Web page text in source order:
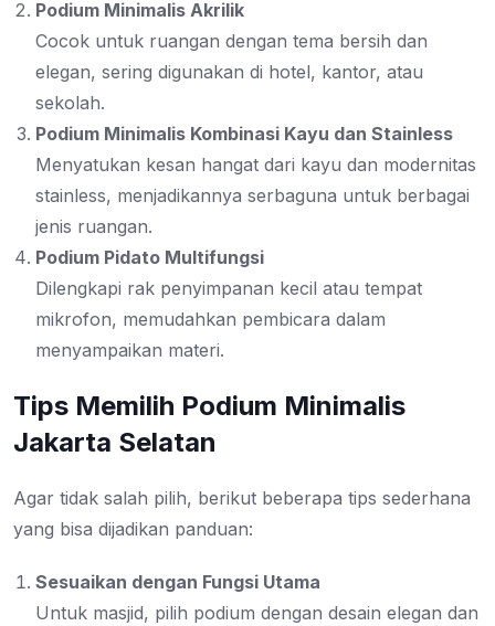
Podium Minimalis Akrilik
Cocok untuk ruangan dengan tema bersih dan
elegan, sering digunakan di hotel, kantor, atau
sekolah.
Podium Minimalis Kombinasi Kayu dan Stainless
Menyatukan kesan hangat dari kayu dan modernitas
stainless, menjadikannya serbaguna untuk berbagai
jenis ruangan.
Podium Pidato Multifungsi
Dilengkapi rak penyimpanan kecil atau tempat
mikrofon, memudahkan pembicara dalam
menyampaikan materi.
Tips Memilih Podium Minimalis
Jakarta Selatan
Agar tidak salah pilih, berikut beberapa tips sederhana
yang bisa dijadikan panduan:
Sesuaikan dengan Fungsi Utama
Untuk masjid, pilih podium dengan desain elegan dan